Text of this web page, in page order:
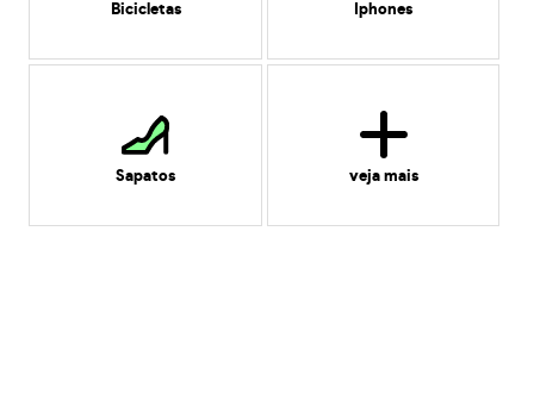
Bicicletas Iphones
Sapatos veja mais